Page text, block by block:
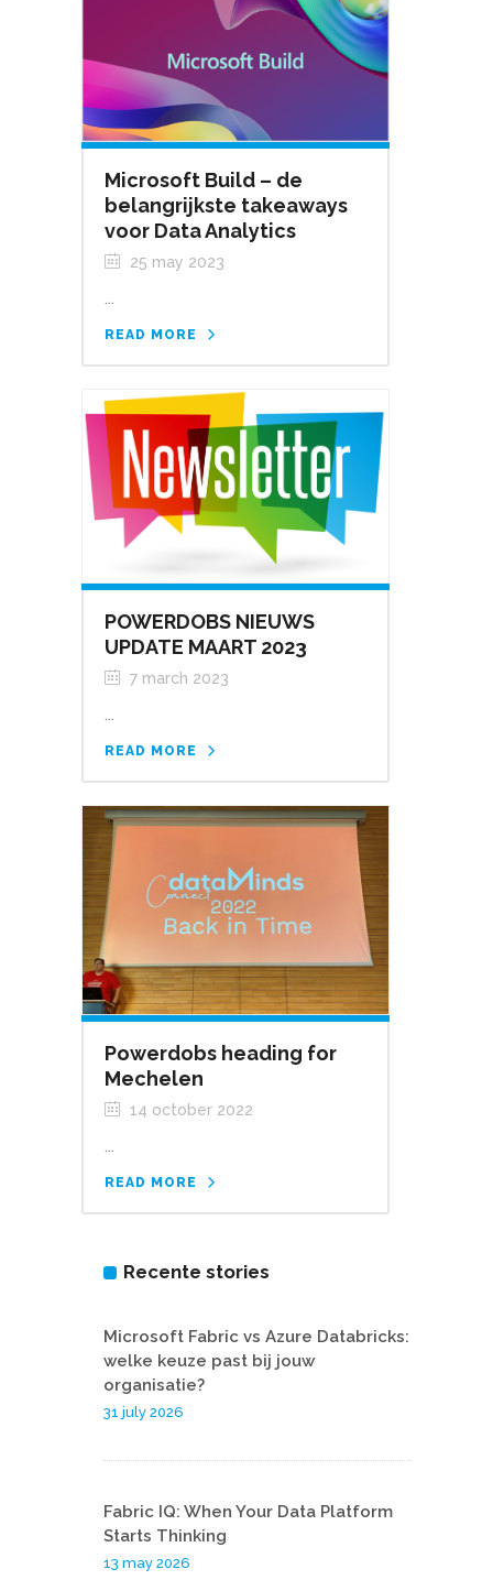
Microsoft Build – de
belangrijkste takeaways
voor Data Analytics
25 may 2023
...
READ MORE
POWERDOBS NIEUWS
UPDATE MAART 2023
7 march 2023
READ MORE
Powerdobs heading for
Mechelen
14 october 2022
...
READ MORE
Recente stories
Microsoft Fabric vs Azure Databricks:
welke keuze past bij jouw
organisatie?
31 july 2026
Fabric IQ: When Your Data Platform
Starts Thinking
13 may 2026